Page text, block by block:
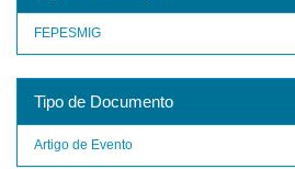
FEPESMIG
Tipo de Documento
Artigo de Evento